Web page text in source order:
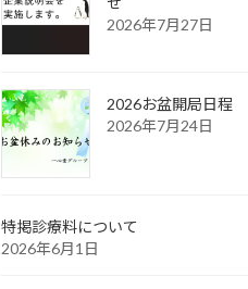
2026年7月27日
2026お盆開局日程
2026年7月24日
特掲診療料について
2026年6月1日